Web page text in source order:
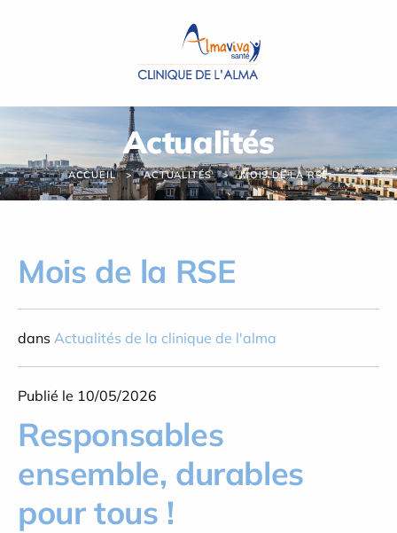
Actualités
ACCUEIL ACTUALITÉS MOIS DE LA RSE
Mois de la RSE
dans Actualités de la clinique de l'alma
Publié le 10/05/2026
Responsables
ensemble, durables
pour tous !